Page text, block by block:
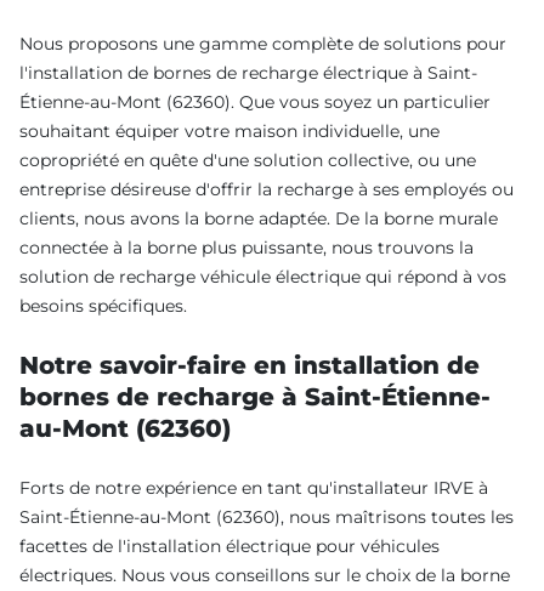
Nous proposons une gamme complète de solutions pour
l'installation de bornes de recharge électrique à Saint-
Étienne-au-Mont (62360). Que vous soyez un particulier
souhaitant équiper votre maison individuelle, une
copropriété en quête d'une solution collective, ou une
entreprise désireuse d'offrir la recharge à ses employés ou
clients, nous avons la borne adaptée. De la borne murale
connectée à la borne plus puissante, nous trouvons la
solution de recharge véhicule électrique qui répond à vos
besoins spécifiques.
Notre savoir-faire en installation de
bornes de recharge à Saint-Étienne-
au-Mont (62360)
Forts de notre expérience en tant qu'installateur IRVE à
Saint-Étienne-au-Mont (62360), nous maîtrisons toutes les
facettes de l'installation électrique pour véhicules
électriques. Nous vous conseillons sur le choix de la borne